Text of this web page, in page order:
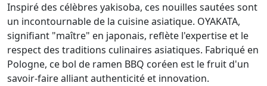
Inspiré des célèbres yakisoba, ces nouilles sautées sont
un incontournable de la cuisine asiatique. OYAKATA,
signifiant "maître" en japonais, reflète l'expertise et le
respect des traditions culinaires asiatiques. Fabriqué en
Pologne, ce bol de ramen BBQ coréen est le fruit d'un
savoir-faire alliant authenticité et innovation.